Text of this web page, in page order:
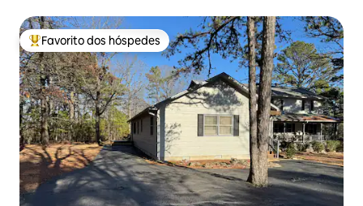
Favoritos dos hóspedes mais apreciados
Favorito dos hóspedes